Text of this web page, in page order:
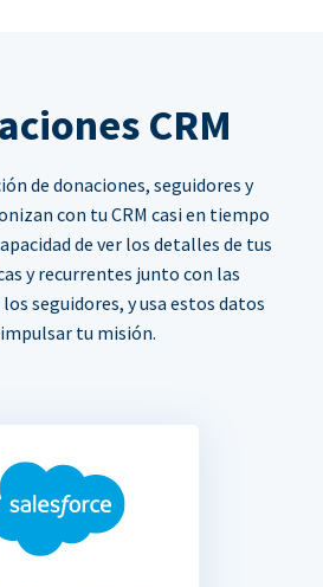
CRM
de donaciones, seguidores y
con tu CRM casi en tiempo
de ver los detalles de tus
y recurrentes junto con las
seguidores, y usa estos datos
tu misión.